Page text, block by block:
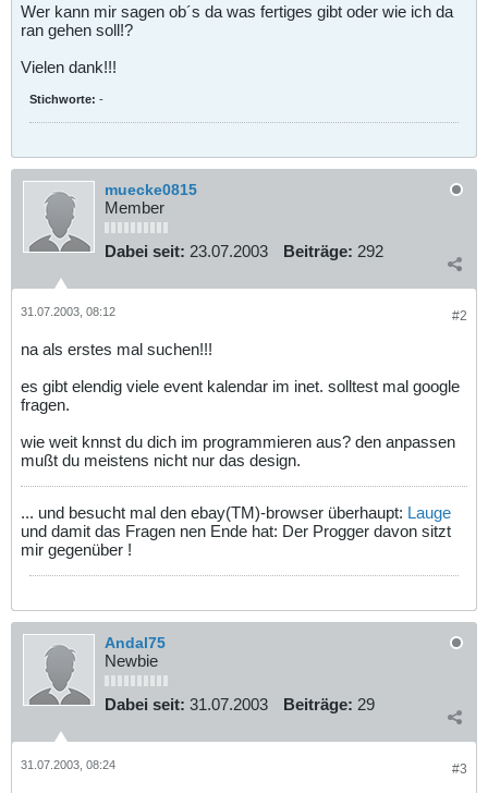
Wer kann mir sagen ob´s da was fertiges gibt oder wie ich da
ran gehen soll!?
Vielen dank!!!
Stichworte: -
muecke0815
Member
Dabei seit: 23.07.2003 Beiträge: 292
#2
31.07.2003, 08:12
na als erstes mal suchen!!!
es gibt elendig viele event kalendar im inet. solltest mal google
fragen.
wie weit knnst du dich im programmieren aus? den anpassen
mußt du meistens nicht nur das design.
... und besucht mal den ebay(TM)-browser überhaupt: Lauge
und damit das Fragen nen Ende hat: Der Progger davon sitzt
mir gegenüber !
Andal75
Newbie
Dabei seit: 31.07.2003 Beiträge: 29
#3
31.07.2003, 08:24